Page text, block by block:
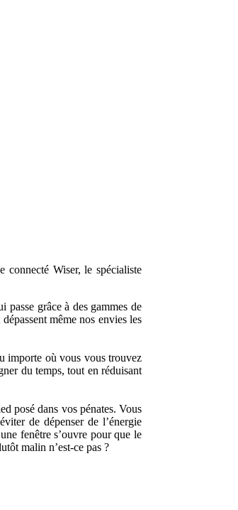
Wiser, le spécialiste
grâce à des gammes de
même nos envies les
importe où vous vous trouvez
du temps, tout en réduisant
posé dans vos pénates. Vous
de dépenser de l’énergie
fenêtre s’ouvre pour que le
malin n’est-ce pas ?